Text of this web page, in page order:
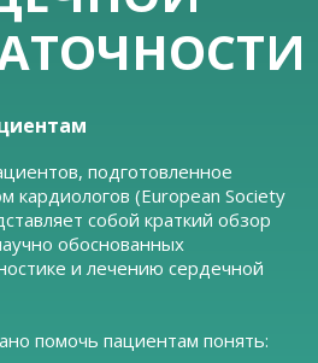
подготовленное
кардиологов (European Society
собой краткий обзор
обоснованных
и лечению сердечной
помочь пациентам понять: